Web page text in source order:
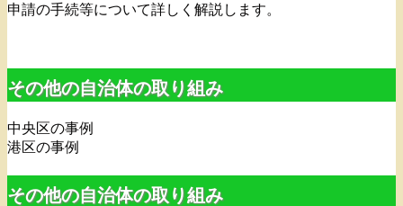
申請の手続等について詳しく解説します。
その他の自治体の取り組み
中央区の事例
港区の事例
その他の自治体の取り組み